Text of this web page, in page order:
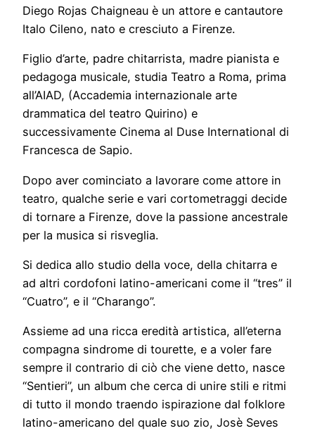
Diego Rojas Chaigneau è un attore e cantautore
Italo Cileno, nato e cresciuto a Firenze.
Figlio d’arte, padre chitarrista, madre pianista e
pedagoga musicale, studia Teatro a Roma, prima
all’AIAD, (Accademia internazionale arte
drammatica del teatro Quirino) e
successivamente Cinema al Duse International di
Francesca de Sapio.
Dopo aver cominciato a lavorare come attore in
teatro, qualche serie e vari cortometraggi decide
di tornare a Firenze, dove la passione ancestrale
per la musica si risveglia.
Si dedica allo studio della voce, della chitarra e
ad altri cordofoni latino-americani come il “tres” il
“Cuatro”, e il “Charango”.
Assieme ad una ricca eredità artistica, all’eterna
compagna sindrome di tourette, e a voler fare
sempre il contrario di ciò che viene detto, nasce
“Sentieri”, un album che cerca di unire stili e ritmi
di tutto il mondo traendo ispirazione dal folklore
latino-americano del quale suo zio, Josè Seves